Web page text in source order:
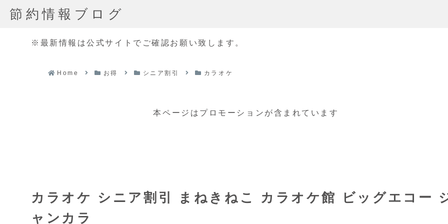
節約情報ブログ
※最新情報は公式サイトでご確認お願い致します。
Home お得 シニア割引 カラオケ
本ページはプロモーションが含まれています
カラオケ シニア割引 まねきねこ カラオケ館 ビッグエコー
ャンカラ